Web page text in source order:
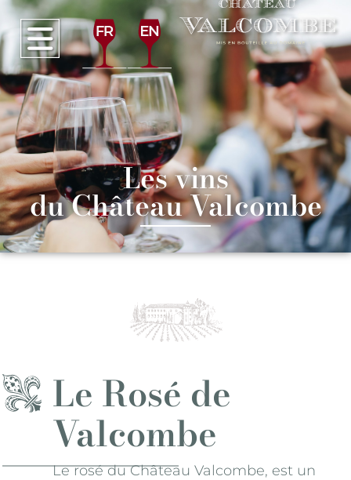
Les vins
du Château Valcombe
Le Rosé de
Valcombe
Le rosé du Château Valcombe, est un